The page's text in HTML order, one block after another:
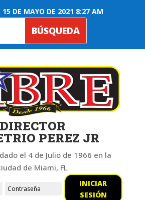
15 DE MAYO DE 2021 8:27 AM
DIRECTOR
PEREZ JR
el 4 de Julio de 1966 en la
de Miami, FL
INICIAR
SESIÓN